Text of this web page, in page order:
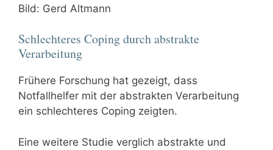
Bild: Gerd Altmann
Schlechteres Coping durch abstrakte
Verarbeitung
Frühere Forschung hat gezeigt, dass
Notfallhelfer mit der abstrakten Verarbeitung
ein schlechteres Coping zeigten.
Eine weitere Studie verglich abstrakte und